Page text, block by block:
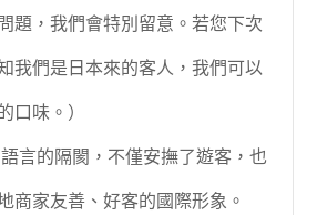
題，我們會特別留意。若您下次
我們是日本來的客人，我們可以
口味。）
言的隔閡，不僅安撫了遊客，也
商家友善、好客的國際形象。